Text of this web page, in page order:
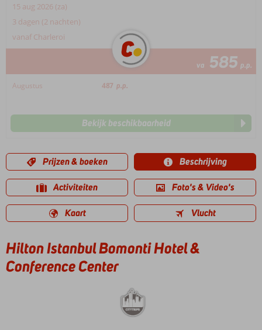
15 aug 2026 (za)
3 dagen (2 nachten)
vanaf Charleroi
va 585 p.p.
Augustus 487 p.p.
Bekijk beschikbaarheid
Prijzen & boeken Beschrijving
Activiteiten Foto's & Video's
Kaart Vlucht
Hilton Istanbul Bomonti Hotel &
Conference Center